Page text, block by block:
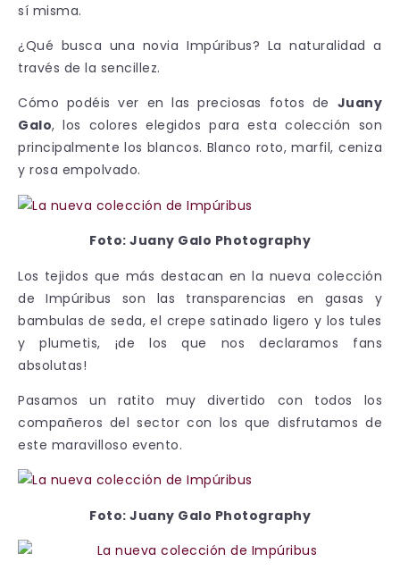
sí misma.
¿Qué busca una novia Impúribus? La naturalidad a
través de la sencillez.
Cómo podéis ver en las preciosas fotos de Juany
Galo, los colores elegidos para esta colección son
principalmente los blancos. Blanco roto, marfil, ceniza
y rosa empolvado.
Foto: Juany Galo Photography
Los tejidos que más destacan en la nueva colección
de Impúribus son las transparencias en gasas y
bambulas de seda, el crepe satinado ligero y los tules
y plumetis, ¡de los que nos declaramos fans
absolutas!
Pasamos un ratito muy divertido con todos los
compañeros del sector con los que disfrutamos de
este maravilloso evento.
Foto: Juany Galo Photography